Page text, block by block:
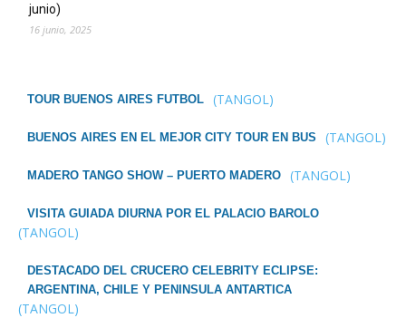
junio)
16 junio, 2025
TOUR BUENOS AIRES FUTBOL (TANGOL)
BUENOS AIRES EN EL MEJOR CITY TOUR EN BUS (TANGOL)
MADERO TANGO SHOW – PUERTO MADERO (TANGOL)
VISITA GUIADA DIURNA POR EL PALACIO BAROLO
(TANGOL)
DESTACADO DEL CRUCERO CELEBRITY ECLIPSE:
ARGENTINA, CHILE Y PENINSULA ANTARTICA
(TANGOL)